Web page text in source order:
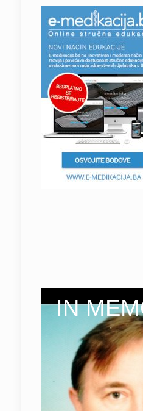
IN